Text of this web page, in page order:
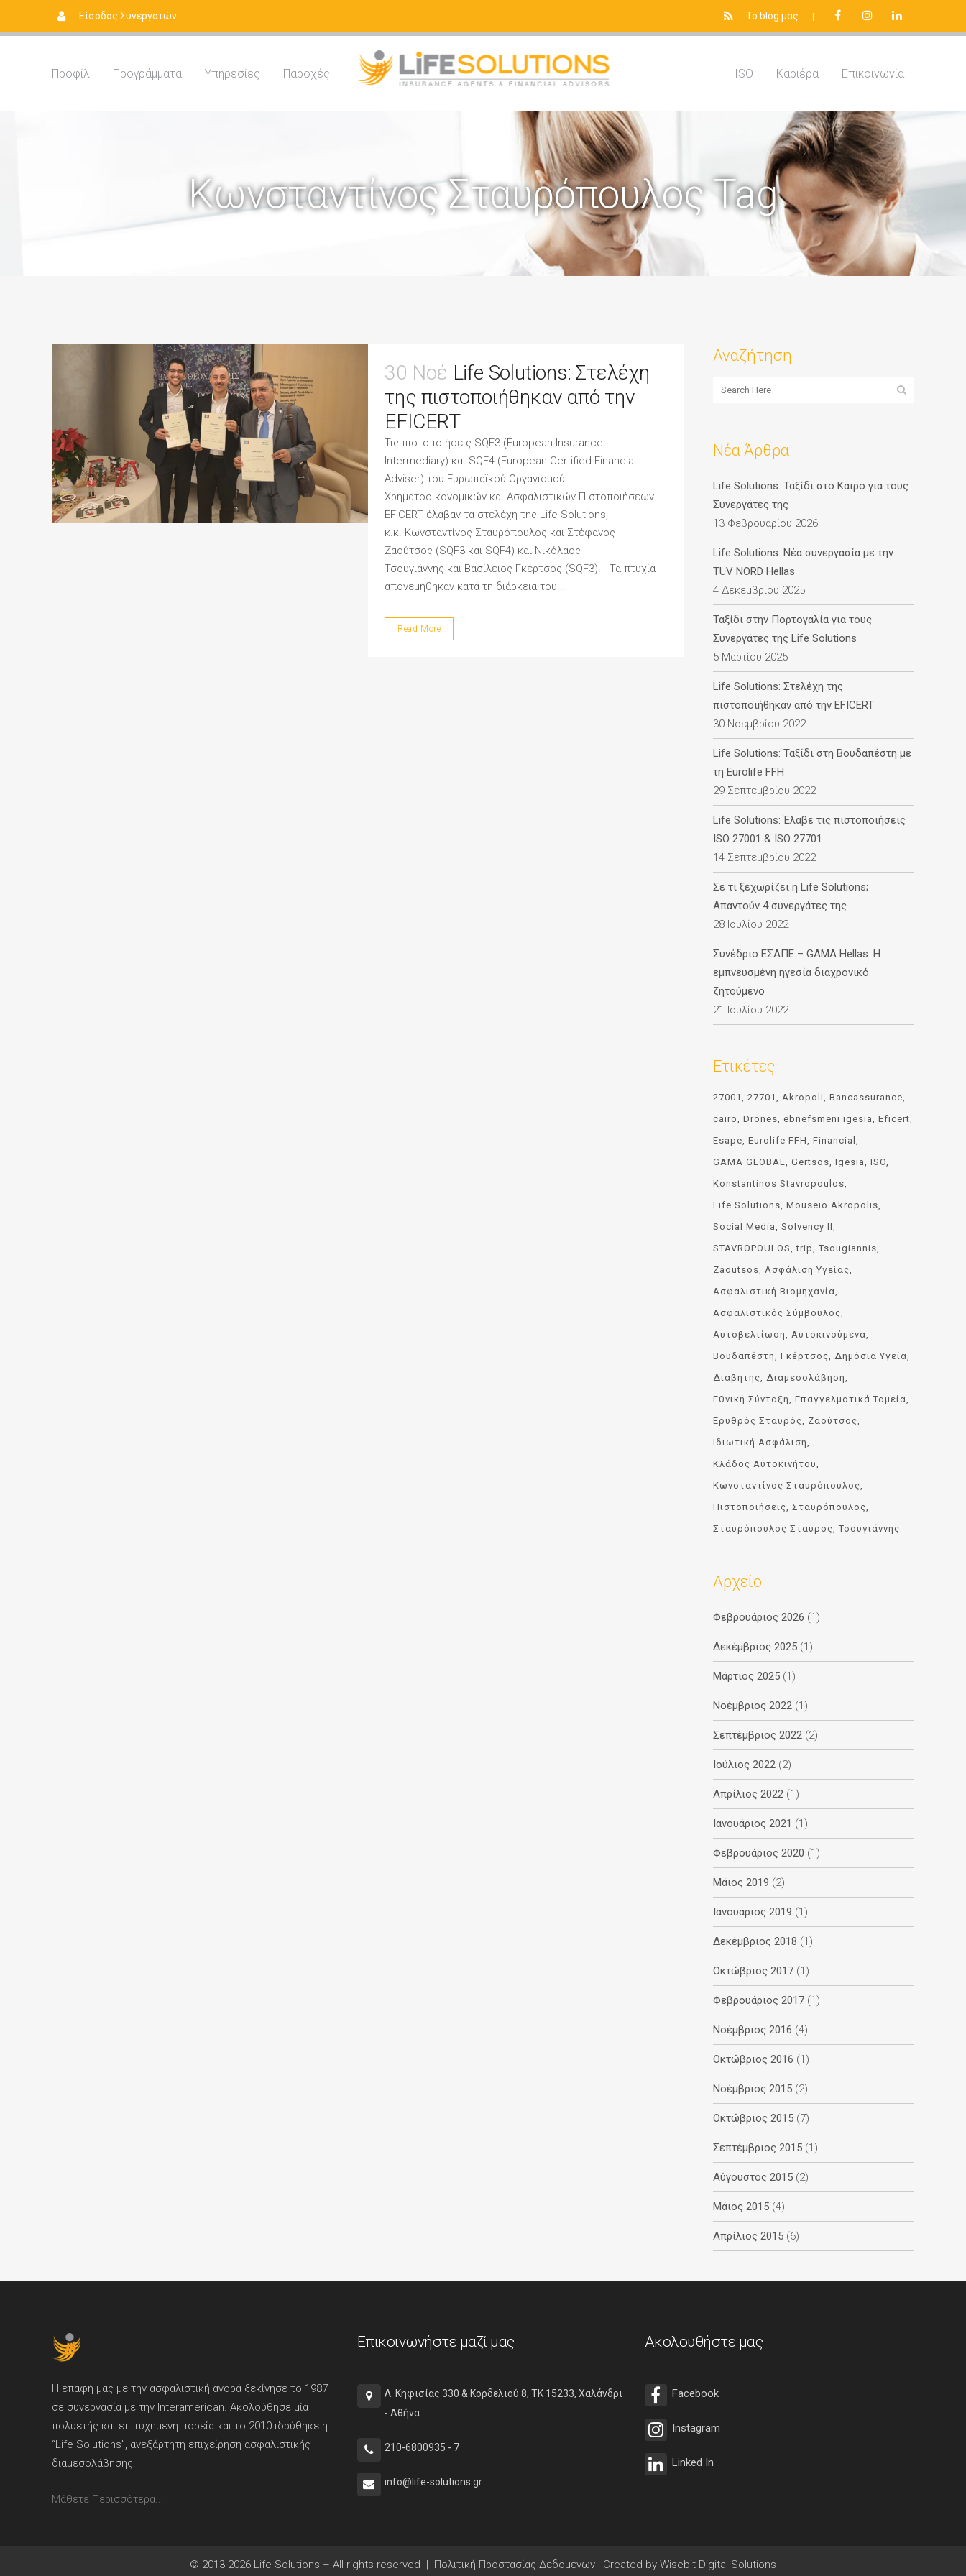
Είσοδος Συνεργατών Το blog μας |
Προφίλ Προγράμματα Yπηρεσίες Παροχές ISO Καριέρα Επικοινωνία
Κωνσταντίνος Σταυρόπουλος Tag
30 Νοέ Life Solutions: Στελέχη
της πιστοποιήθηκαν από την
EFICERT
Τις πιστοποιήσεις SQF3 (European Insurance
Intermediary) και SQF4 (European Certified Financial
Adviser) του Ευρωπαϊκού Οργανισμού
Χρηματοοικονομικών και Ασφαλιστικών Πιστοποιήσεων
EFICERT έλαβαν τα στελέχη της Life Solutions,
κ.κ. Κωνσταντίνος Σταυρόπουλος και Στέφανος
Ζαούτσος (SQF3 και SQF4) και Νικόλαος
Τσουγιάννης και Βασίλειος Γκέρτσος (SQF3). Τα πτυχία
απονεμήθηκαν κατά τη διάρκεια του...
Read More
Αναζήτηση
Νέα Άρθρα
Life Solutions: Ταξίδι στο Κάιρο για τους
Συνεργάτες της
13 Φεβρουαρίου 2026
Life Solutions: Νέα συνεργασία με την
TÜV NORD Hellas
4 Δεκεμβρίου 2025
Ταξίδι στην Πορτογαλία για τους
Συνεργάτες της Life Solutions
5 Μαρτίου 2025
Life Solutions: Στελέχη της
πιστοποιήθηκαν από την EFICERT
30 Νοεμβρίου 2022
Life Solutions: Ταξίδι στη Βουδαπέστη με
τη Eurolife FFH
29 Σεπτεμβρίου 2022
Life Solutions: Έλαβε τις πιστοποιήσεις
ISO 27001 & ISO 27701
14 Σεπτεμβρίου 2022
Σε τι ξεχωρίζει η Life Solutions;
Απαντούν 4 συνεργάτες της
28 Ιουλίου 2022
Συνέδριο ΕΣΑΠΕ – GAMA Hellas: Η
εμπνευσμένη ηγεσία διαχρονικό
ζητούμενο
21 Ιουλίου 2022
Ετικέτες
27001 27701 Akropoli
Bancassurance
cairo
Drones ebnefsmeni igesia
Eficert
Esape Eurolife FFH
Financial
GAMA GLOBAL Gertsos Igesia
ISO
Konstantinos Stavropoulos
Life Solutions Mouseio Akropolis
Social Media
Solvency II
STAVROPOULOS
trip
Tsougiannis
Zaoutsos Ασφάλιση Υγείας
Ασφαλιστική Βιομηχανία
Ασφαλιστικός Σύμβουλος
Αυτοβελτίωση
Αυτοκινούμενα
Βουδαπέστη
Γκέρτσος
Δημόσια Υγεία
Διαβήτης
Διαμεσολάβηση
Εθνική Σύνταξη
Επαγγελματικά Ταμεία
Ερυθρός Σταυρός
Ζαούτσος
Ιδιωτική Ασφάλιση
Κλάδος Αυτοκινήτου
Κωνσταντίνος Σταυρόπουλος
Πιστοποιήσεις
Σταυρόπουλος
Σταυρόπουλος Σταύρος
Τσουγιάννης
Αρχείο
Φεβρουάριος 2026 (1)
Δεκέμβριος 2025 (1)
Μάρτιος 2025 (1)
Νοέμβριος 2022 (1)
Σεπτέμβριος 2022 (2)
Ιούλιος 2022 (2)
Απρίλιος 2022 (1)
Ιανουάριος 2021 (1)
Φεβρουάριος 2020 (1)
Μάιος 2019 (2)
Ιανουάριος 2019 (1)
Δεκέμβριος 2018 (1)
Οκτώβριος 2017 (1)
Φεβρουάριος 2017 (1)
Νοέμβριος 2016 (4)
Οκτώβριος 2016 (1)
Νοέμβριος 2015 (2)
Οκτώβριος 2015 (7)
Σεπτέμβριος 2015 (1)
Αύγουστος 2015 (2)
Μάιος 2015 (4)
Απρίλιος 2015 (6)
Η επαφή μας με την ασφαλιστική αγορά ξεκίνησε το 1987
σε συνεργασία με την Interamerican. Ακολούθησε μία
πολυετής και επιτυχημένη πορεία και το 2010 ιδρύθηκε η
“Life Solutions”, ανεξάρτητη επιχείρηση ασφαλιστικής
διαμεσολάβησης.
Μάθετε Περισσότερα...
Επικοινωνήστε μαζί μας
Λ. Κηφισίας 330 & Κορδελιού 8, ΤΚ 15233, Χαλάνδρι
- Αθήνα
210-6800935 - 7
info@life-solutions.gr
Ακολουθήστε μας
Facebook
Instagram
Linked In
© 2013-2026 Life Solutions – All rights reserved | Πολιτική Προστασίας Δεδομένων | Created by Wisebit Digital Solutions